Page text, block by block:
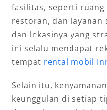
fasilitas, seperti
restoran, dan layanan
dan lokasinya yang
ini selalu mendapat
tempat rental mobil
Selain itu,
keunggulan di setiap